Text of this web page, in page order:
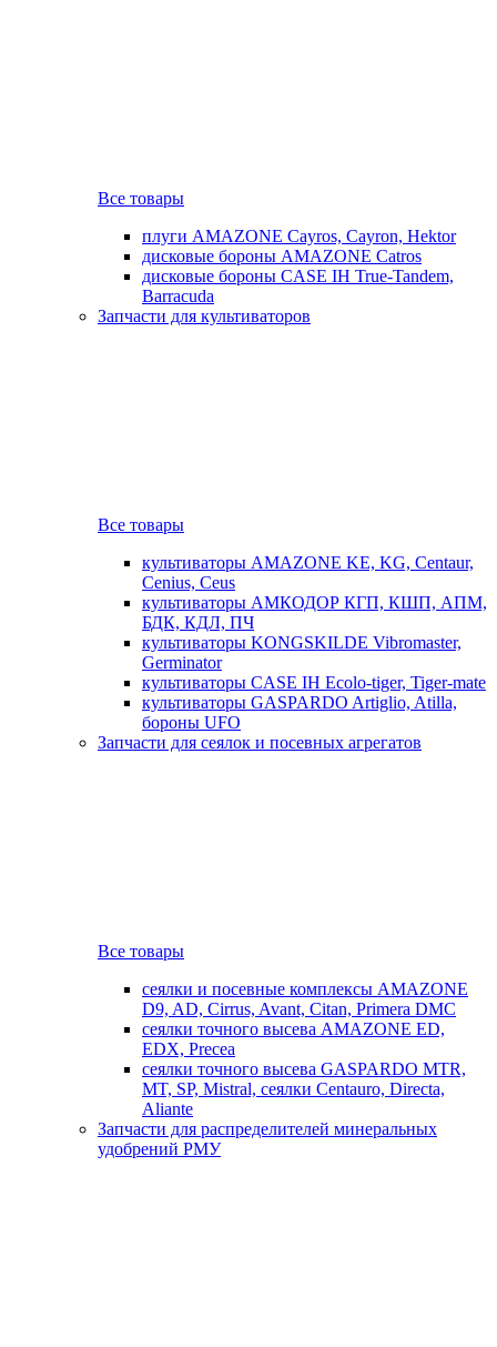
Все товары
плуги AMAZONE Cayros, Cayron, Hektor
дисковые бороны AMAZONE Catros
дисковые бороны CASE IH True-Tandem,
Barracuda
Запчасти для культиваторов
Все товары
культиваторы AMAZONE KE, KG, Centaur,
Cenius, Ceus
культиваторы АМКОДОР КГП, КШП, АПМ,
БДК, КДЛ, ПЧ
культиваторы KONGSKILDE Vibromaster,
Germinator
культиваторы CASE IH Ecolo-tiger, Tiger-mate
культиваторы GASPARDO Artiglio, Atilla,
бороны UFO
Запчасти для сеялок и посевных агрегатов
Все товары
сеялки и посевные комплексы AMAZONE
D9, AD, Cirrus, Avant, Citan, Primera DMC
сеялки точного высева AMAZONE ED,
EDX, Precea
сеялки точного высева GASPARDO MTR,
MT, SP, Mistral, сеялки Centauro, Directa,
Aliante
Запчасти для распределителей минеральных
удобрений РМУ